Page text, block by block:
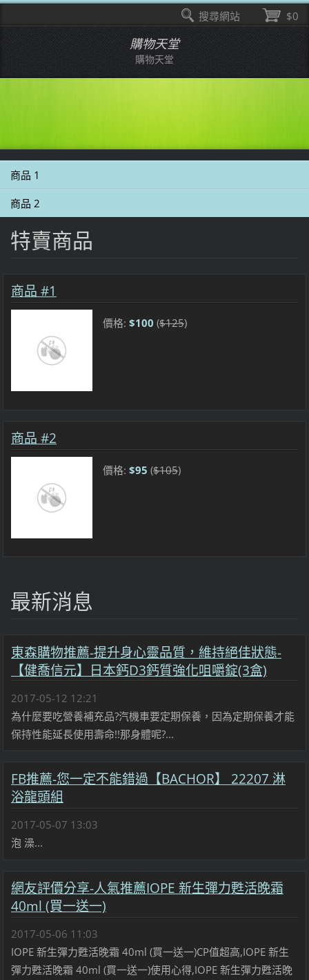
購物天堂
購物天堂
商品 1
商品 2
特賣商品
商品 #1
價格: $100 ($125)
商品 #2
價格: $95 ($105)
最新消息
東森購物推薦-提升身心靈品質，維持絕佳狀態-
【健喬信元】日本鈣D3鈣質強化咀嚼錠(3盒)
2017-05-12 12:21
為什麼要吃營養補充品?汽機車要定期保養，因為定期保養才能
保持性能延長使用壽命!!那身體呢?...
FB推薦-您一定不能錯過【BACHOR】 22207 淋
浴龍頭組
2017-05-07 13:03
泡 澡...
網友評價分享-人氣推薦IOPE 新生彈力甦活晚霜
40ml (買一送一)
2017-05-06 11:03
IOPE 新生彈力甦活晚霜 40ml (買一送一)CP值超高,IOPE 新生
彈力甦活晚霜 40ml (買一送一)使用心得,IOPE 新生彈力甦活晚
$0
搜尋網站